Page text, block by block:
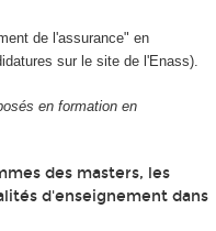
de l'assurance" en
sur le site de l'Enass).
en formation en
des masters, les
d'enseignement dans